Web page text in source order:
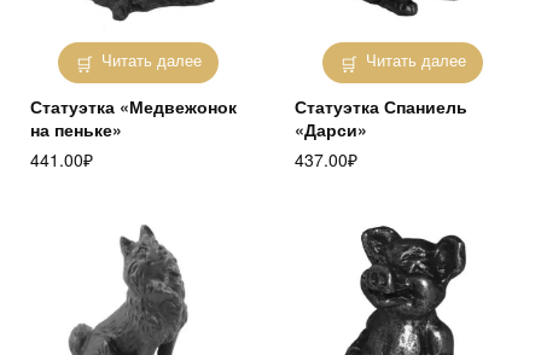
Читать далее
Статуэтка «Медвежонок
на пеньке»
441.00₽
Читать далее
Статуэтка Спаниель
«Дарси»
437.00₽